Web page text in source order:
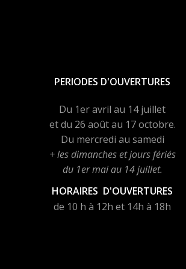
PERIODES D'OUVERTURES
Du 1er avril au 14 juillet
et du 26 août au 17 octobre.
Du mercredi au samedi
+ les dimanches et jours fériés
du 1er mai au 14 juillet.
HORAIRES D'OUVERTURES
de 10 h à 12h et 14h à 18h